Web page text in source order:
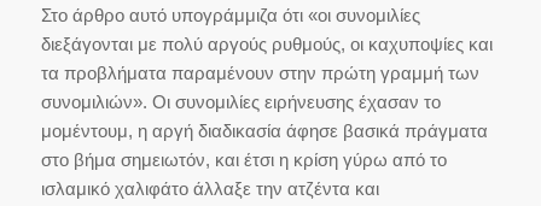
Στο άρθρο αυτό υπογράμμιζα ότι «οι συνομιλίες
διεξάγονται με πολύ αργούς ρυθμούς, οι καχυποψίες και
τα προβλήματα παραμένουν στην πρώτη γραμμή των
συνομιλιών». Οι συνομιλίες ειρήνευσης έχασαν το
μομέντουμ, η αργή διαδικασία άφησε βασικά πράγματα
στο βήμα σημειωτόν, και έτσι η κρίση γύρω από το
ισλαμικό χαλιφάτο άλλαξε την ατζέντα και